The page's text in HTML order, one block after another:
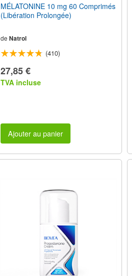
MÉLATONINE 10 mg 60 Comprimés
(Libération Prolongée)
de Natrol
(410)
27,85 €
TVA incluse
Ajouter au panier